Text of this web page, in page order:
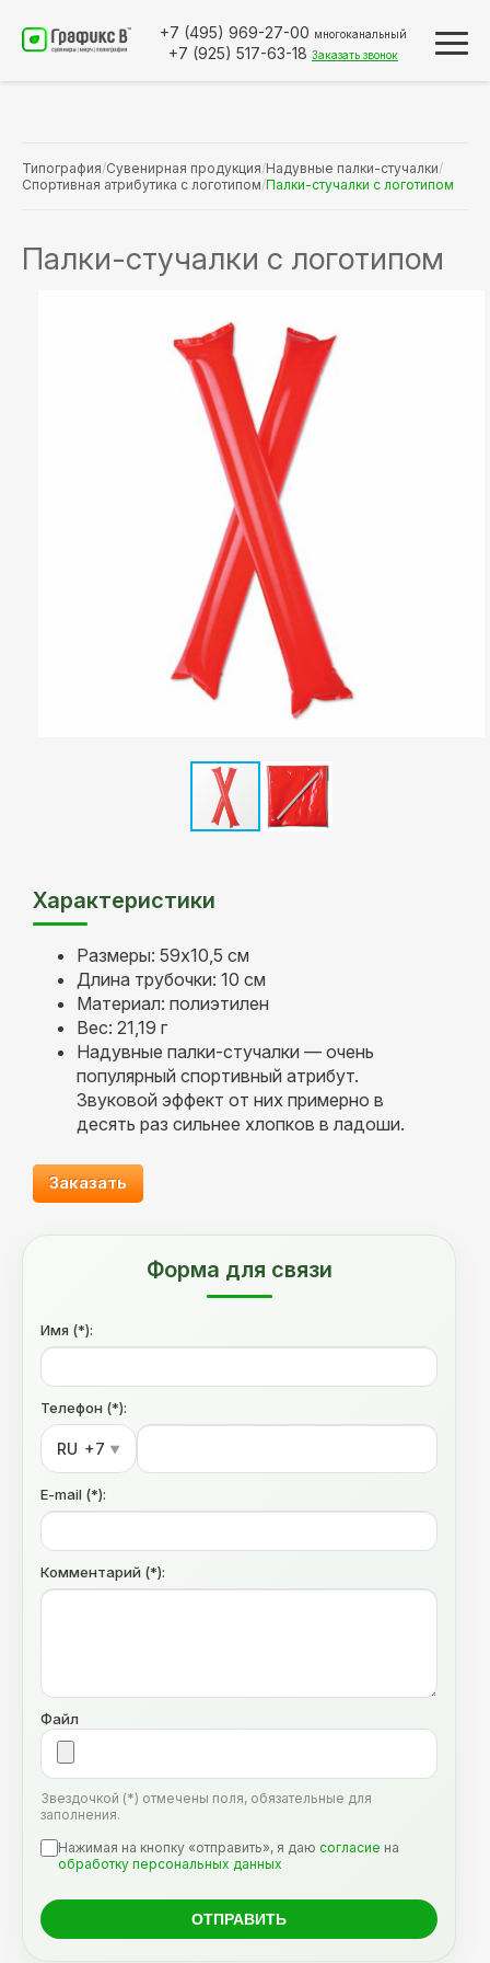
+7 (495) 969-27-00 многоканальный
+7 (925) 517-63-18 Заказать звонок
Типография/Сувенирная продукция/Надувные палки-стучалки/
Спортивная атрибутика с логотипом/Палки-стучалки с логотипом
Палки-стучалки с логотипом
Характеристики
Размеры: 59х10,5 см
Длина трубочки: 10 см
Материал: полиэтилен
Вес: 21,19 г
Надувные палки-стучалки — очень
популярный спортивный атрибут.
Звуковой эффект от них примерно в
десять раз сильнее хлопков в ладоши.
Заказать
Форма для связи
Имя (*):
Телефон (*):
RU +7 ▼
E-mail (*):
Комментарий (*):
Файл
Звездочкой (*) отмечены поля, обязательные для
заполнения.
Нажимая на кнопку «отправить», я даю согласие на
обработку персональных данных